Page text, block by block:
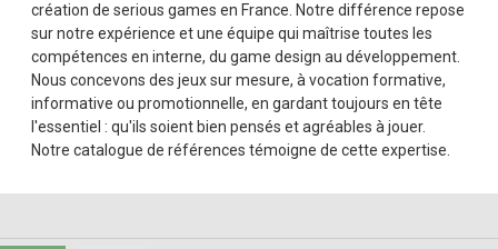
création de serious games en France. Notre différence repose
sur notre expérience et une équipe qui maîtrise toutes les
compétences en interne, du game design au développement.
Nous concevons des jeux sur mesure, à vocation formative,
informative ou promotionnelle, en gardant toujours en tête
l'essentiel : qu'ils soient bien pensés et agréables à jouer.
Notre catalogue de références témoigne de cette expertise.